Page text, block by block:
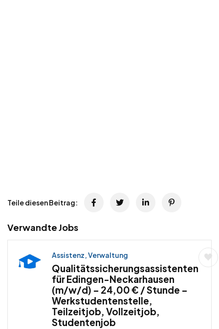
Teile diesen Beitrag:
Verwandte Jobs
Assistenz, Verwaltung
Qualitätssicherungsassistenten
für Edingen-Neckarhausen
(m/w/d) – 24,00 € / Stunde –
Werkstudentenstelle,
Teilzeitjob, Vollzeitjob,
Studentenjob